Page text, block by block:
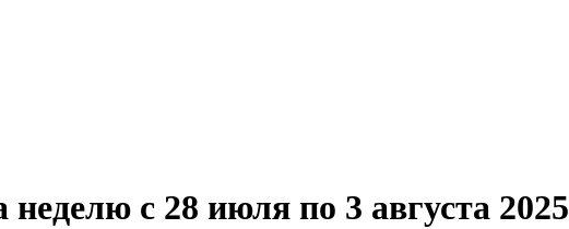
неделю с 28 июля по 3 августа 2025